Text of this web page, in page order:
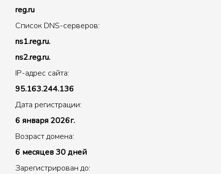
reg.ru
Список DNS-серверов:
ns1.reg.ru.
ns2.reg.ru.
IP-адрес сайта:
95.163.244.136
Дата регистрации:
6 января 2026г.
Возраст домена:
6 месяцев 30 дней
Зарегистрирован до: